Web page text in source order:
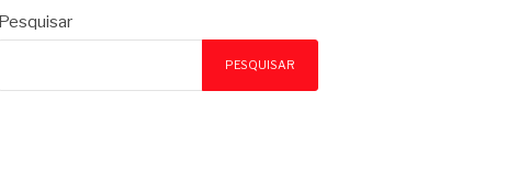
Pesquisar
PESQUISAR